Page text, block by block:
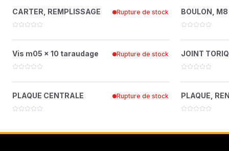
?
15898182
CARTER, REMPLISSAGE Rupture de stock BOULON,
15898919
Vis m05 x 10 taraudage Rupture de stock JOINT
15896111
PLAQUE CENTRALE Rupture de stock PLAQUE,